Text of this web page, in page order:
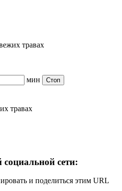
травах
мин
Стоп
социальной сети:
и поделиться этим URL